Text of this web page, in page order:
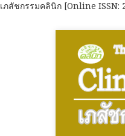
เภสัชกรรมคลินิก [Online ISSN: